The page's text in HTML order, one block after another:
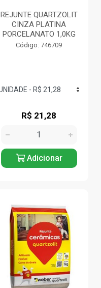
REJUNTE QUARTZOLIT
CINZA PLATINA
PORCELANATO 1,0KG
Código: 746709
R$ 21,28
Adicionar